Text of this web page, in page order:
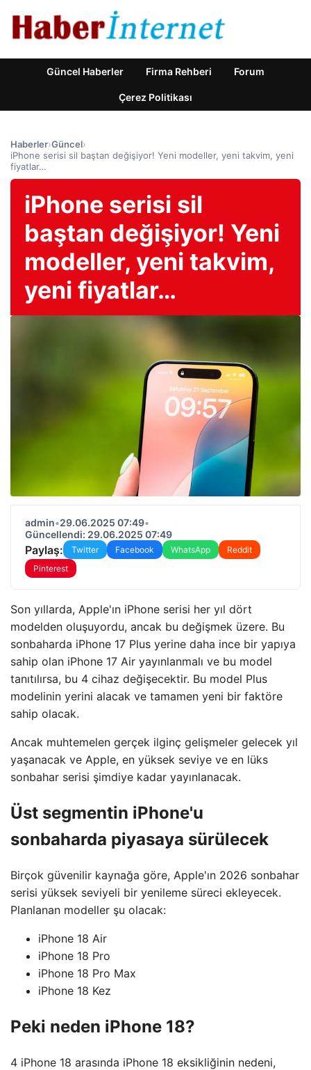
Güncel Haberler Firma Rehberi Forum
Çerez Politikası
Haberler›Güncel›
iPhone serisi sil baştan değişiyor! Yeni modeller, yeni takvim, yeni
fiyatlar…
iPhone serisi sil
baştan değişiyor! Yeni
modeller, yeni takvim,
yeni fiyatlar…
admin•29.06.2025 07:49•
Güncellendi: 29.06.2025 07:49
Paylaş: Twitter Facebook WhatsApp
Reddit
Pinterest
Son yıllarda, Apple'ın iPhone serisi her yıl dört
modelden oluşuyordu, ancak bu değişmek üzere. Bu
sonbaharda iPhone 17 Plus yerine daha ince bir yapıya
sahip olan iPhone 17 Air yayınlanmalı ve bu model
tanıtılırsa, bu 4 cihaz değişecektir. Bu model Plus
modelinin yerini alacak ve tamamen yeni bir faktöre
sahip olacak.
Ancak muhtemelen gerçek ilginç gelişmeler gelecek yıl
yaşanacak ve Apple, en yüksek seviye ve en lüks
sonbahar serisi şimdiye kadar yayınlanacak.
Üst segmentin iPhone'u
sonbaharda piyasaya sürülecek
Birçok güvenilir kaynağa göre, Apple'ın 2026 sonbahar
serisi yüksek seviyeli bir yenileme süreci ekleyecek.
Planlanan modeller şu olacak:
iPhone 18 Air
iPhone 18 Pro
iPhone 18 Pro Max
iPhone 18 Kez
Peki neden iPhone 18?
4 iPhone 18 arasında iPhone 18 eksikliğinin nedeni,